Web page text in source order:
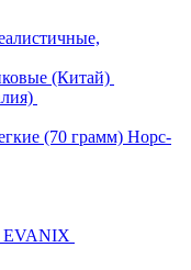
(Китай)
(70 грамм) Норс-
EVANIX